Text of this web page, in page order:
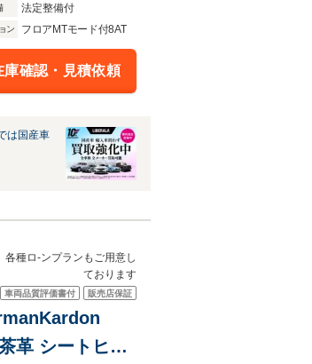
法定整備付
ン フロアMTモード付8AT
庫確認・見積依頼
は国産車
種ロ-ンプランもご用意し
ております
車両品質評価書付 販売店保証
革 シートヒー